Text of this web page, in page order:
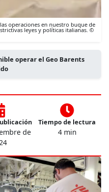
operaciones en nuestro buque de
leyes y políticas italianas. ©
operar el Geo Barents
de
Tiempo de lectura
4 min